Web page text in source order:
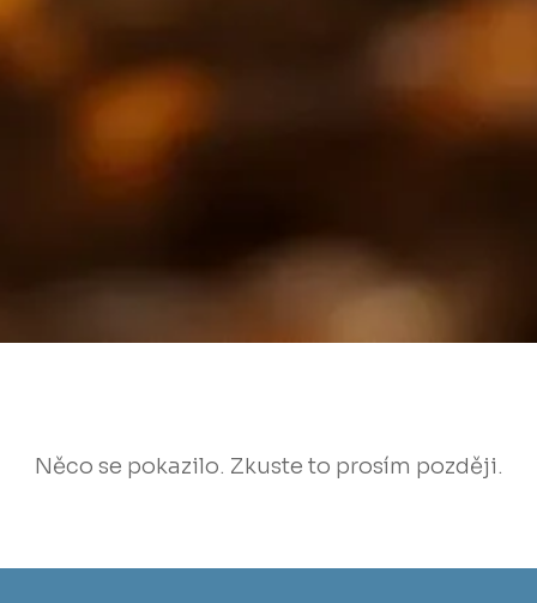
Něco se pokazilo. Zkuste to prosím později.